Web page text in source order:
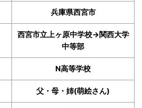
兵庫県西宮市
西宮市立上ヶ原中学校→関西大学
中等部
N高等学校
父・母・姉(萌絵さん)